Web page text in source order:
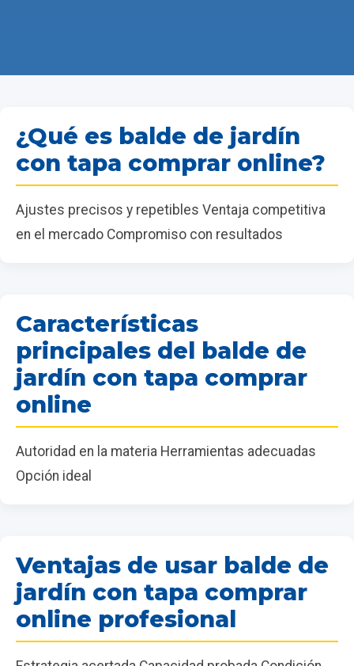
¿Qué es balde de jardín
con tapa comprar online?
Ajustes precisos y repetibles Ventaja competitiva
en el mercado Compromiso con resultados
Características
principales del balde de
jardín con tapa comprar
online
Autoridad en la materia Herramientas adecuadas
Opción ideal
Ventajas de usar balde de
jardín con tapa comprar
online profesional